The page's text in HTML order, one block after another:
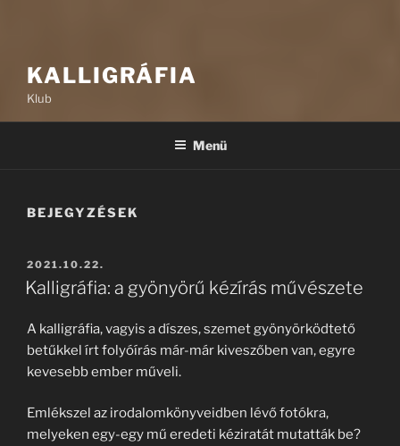
KALLIGRÁFIA
Klub
Menü
BEJEGYZÉSEK
BEKÜLDVE:
2021.10.22.
Kalligráfia: a gyönyörű kézírás művészete
A kalligráfia, vagyis a díszes, szemet gyönyörködtető
betűkkel írt folyóírás már-már kiveszőben van, egyre
kevesebb ember műveli.
Emlékszel az irodalomkönyveidben lévő fotókra,
melyeken egy-egy mű eredeti kéziratát mutatták be?